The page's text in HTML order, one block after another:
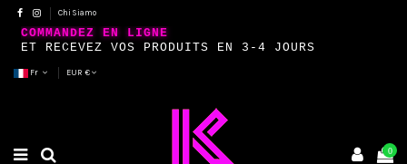
Chi Siamo
COMMANDEZ EN LIGNE
ET RECEVEZ VOS PRODUITS EN 3-4 JOURS
Fr EUR €
0